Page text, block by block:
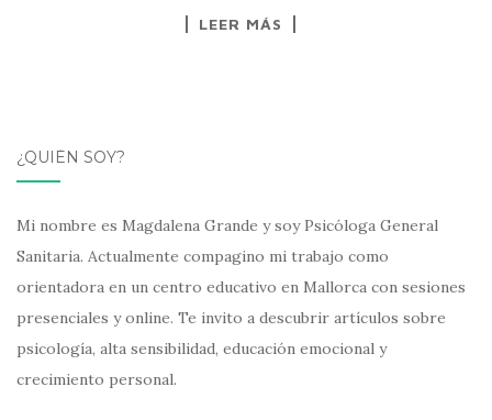
LEER MÁS
¿QUIÉN SOY?
Mi nombre es Magdalena Grande y soy Psicóloga General
Sanitaria. Actualmente compagino mi trabajo como
orientadora en un centro educativo en Mallorca con sesiones
presenciales y online. Te invito a descubrir artículos sobre
psicología, alta sensibilidad, educación emocional y
crecimiento personal.